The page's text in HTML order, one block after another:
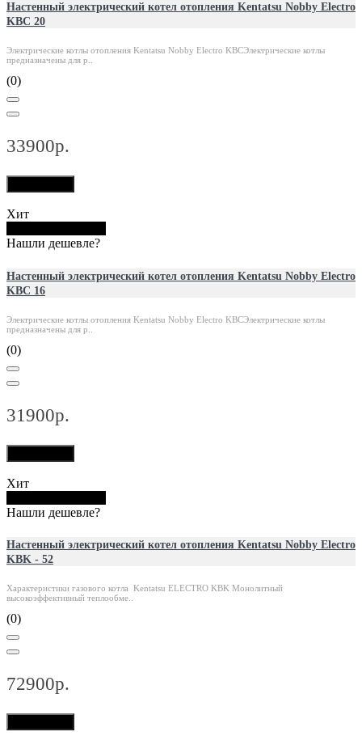
Настенный электрический котел отопления Kentatsu Nobby Electro
KBC 20
Электрические котлы отопления Kentatsu Nobby Electro KBCЭлектрические котлы
предназначены для р..
(0)
33900р.
Хит
Нашли дешевле?
Настенный электрический котел отопления Kentatsu Nobby Electro
KBC 16
Электрические котлы отопления Kentatsu Nobby Electro KBCЭлектрические котлы
предназначены для р..
(0)
31900р.
Хит
Нашли дешевле?
Настенный электрический котел отопления Kentatsu Nobby Electro
KBK - 52
Характеристики газового котла Kentatsu ELECTRO KBK Монолитный
высокоэффективный теплообме..
(0)
72900р.